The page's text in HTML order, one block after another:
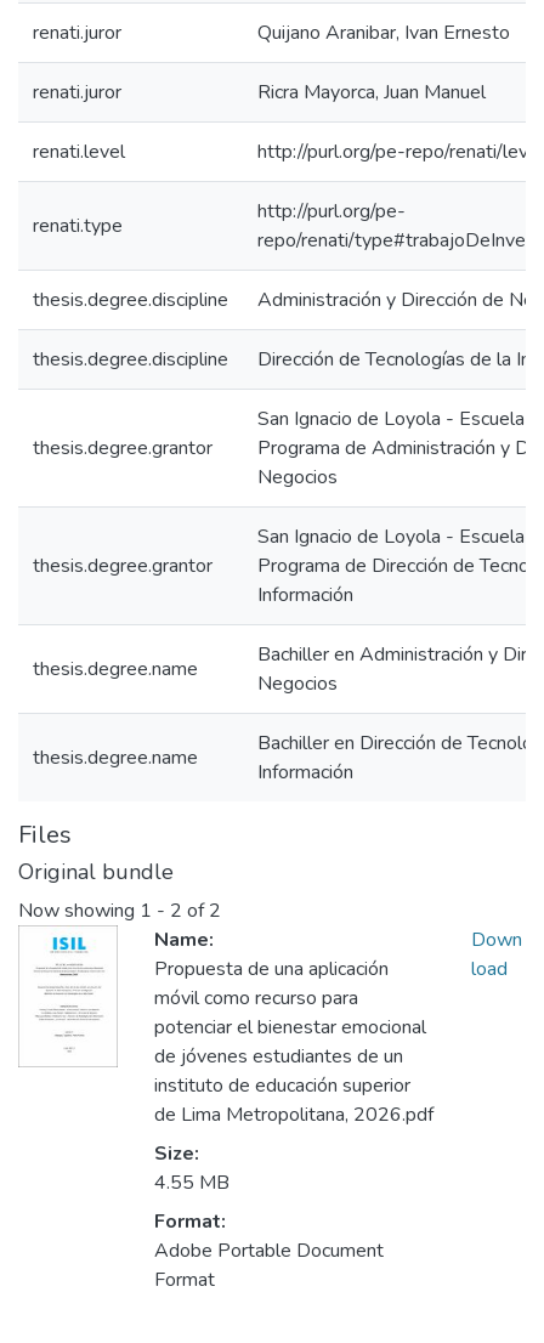
renati.juror Quijano Aranibar, Ivan Ernesto
renati.juror Ricra Mayorca, Juan Manuel
renati.level http://purl.org/pe-repo/renati/
renati.type
http://purl.org/pe-
repo/renati/
thesis.degree.discipline Administración y Dirección de
thesis.degree.discipline Dirección de Tecnologías de la
thesis.degree.grantor
San Ignacio de Loyola - Escuela
Programa de Administración y
Negocios
thesis.degree.grantor
San Ignacio de Loyola - Escuela
Programa de Dirección de
Información
thesis.degree.name
Bachiller en Administración y
Negocios
thesis.degree.name
Bachiller en Dirección de
Información
Files
Original bundle
Now showing 1 - 2 of 2
Name:
Propuesta de una aplicación
móvil como recurso para
potenciar el bienestar emocional
de jóvenes estudiantes de un
instituto de educación superior
de Lima Metropolitana, 2026.pdf
Size:
4.55 MB
Format:
Adobe Portable Document
Format
Down
load